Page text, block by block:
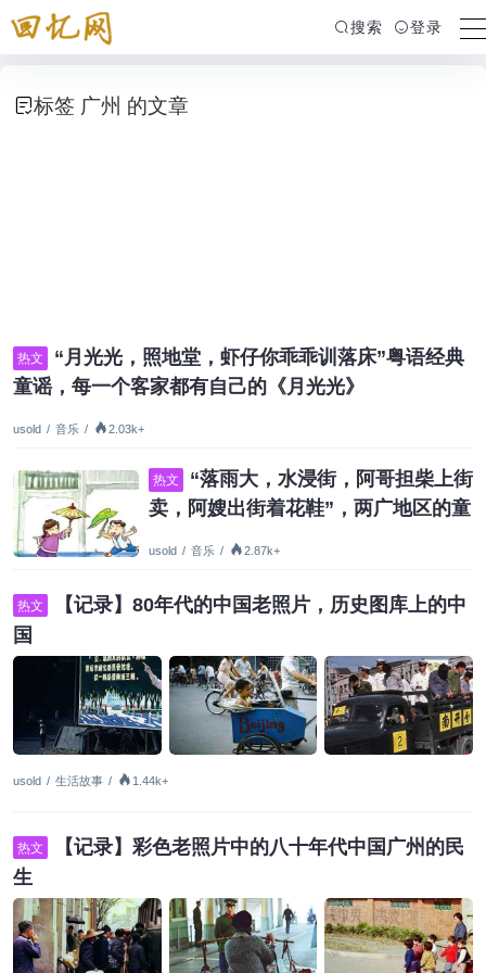
搜索 登录
标签 广州 的文章
热文
“月光光，照地堂，虾仔你乖乖训落床”粤语经典
童谣，每一个客家都有自己的《月光光》
usold / 音乐 / 2.03k+
热文
“落雨大，水浸街，阿哥担柴上街
卖，阿嫂出街着花鞋”，两广地区的童
usold / 音乐 / 2.87k+
热文
【记录】80年代的中国老照片，历史图库上的中
国
usold / 生活故事 / 1.44k+
热文
【记录】彩色老照片中的八十年代中国广州的民
生